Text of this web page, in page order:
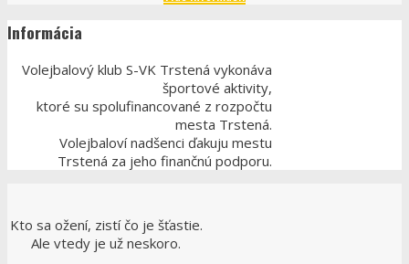
Informácia
Volejbalový klub S-VK Trstená vykonáva
športové aktivity,
ktoré su spolufinancované z rozpočtu
mesta Trstená.
Volejbaloví nadšenci ďakuju mestu
Trstená za jeho finančnú podporu.
Kto sa ožení, zistí čo je šťastie.
Ale vtedy je už neskoro.